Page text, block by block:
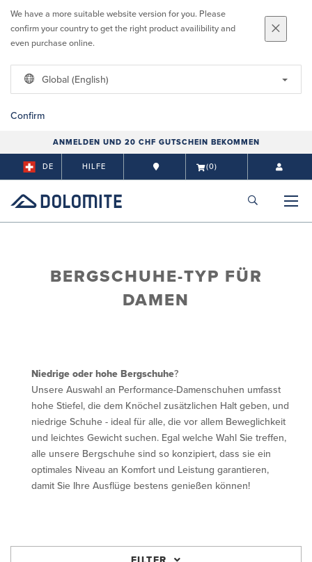
We have a more suitable website version for you. Please
confirm your country to get the right product availibility and
even purchase online.
Global (English)
Confirm
ANMELDEN UND 20 CHF GUTSCHEIN BEKOMMEN
DE HILFE (0)
BERGSCHUHE-TYP FÜR
DAMEN
Niedrige oder hohe Bergschuhe?
Unsere Auswahl an Performance-Damenschuhen umfasst
hohe Stiefel, die dem Knöchel zusätzlichen Halt geben, und
niedrige Schuhe - ideal für alle, die vor allem Beweglichkeit
und leichtes Gewicht suchen. Egal welche Wahl Sie treffen,
alle unsere Bergschuhe sind so konzipiert, dass sie ein
optimales Niveau an Komfort und Leistung garantieren,
damit Sie Ihre Ausflüge bestens genießen können!